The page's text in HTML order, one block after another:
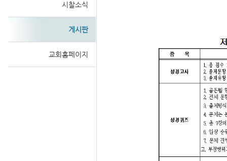
시찰소식
게시판
교회홈페이지